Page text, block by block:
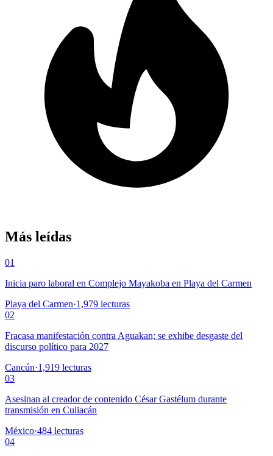
Más leídas
01
Inicia paro laboral en Complejo Mayakoba en Playa del Carmen
Playa del Carmen·1,979 lecturas
02
Fracasa manifestación contra Aguakan; se exhibe desgaste del
discurso político para 2027
Cancún·1,919 lecturas
03
Asesinan al creador de contenido César Gastélum durante
transmisión en Culiacán
México·484 lecturas
04